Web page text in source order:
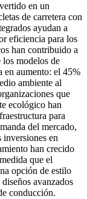
en un
de carretera con
ayudan a
eficiencia para los
han contribuido a
modelos de
en aumento: el 45%
ambiente al
que
ecológico han
para
del mercado,
inversiones en
han crecido
que el
opción de estilo
avanzados
conducción.